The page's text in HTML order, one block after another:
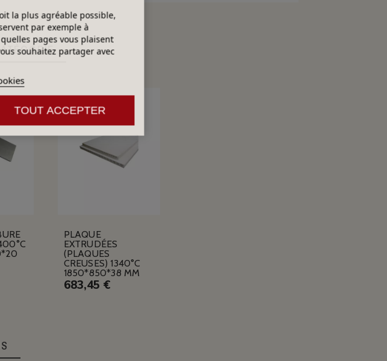
PLAQUE
EXTRUDÉES
(PLAQUES
CREUSES) 1340°C
1850*850*38 MM
683,45 €
la plus agréable possible,
par exemple à
pages vous plaisent
souhaitez partager avec
TOUT ACCEPTER